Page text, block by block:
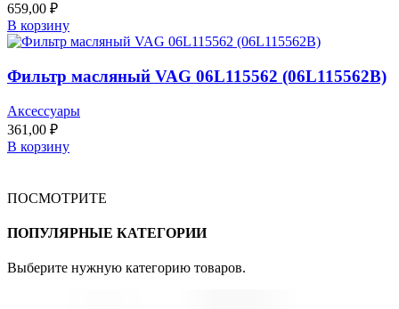
659,00 ₽
В корзину
Фильтр масляный VAG 06L115562 (06L115562B)
Аксессуары
361,00 ₽
В корзину
ПОСМОТРИТЕ
ПОПУЛЯРНЫЕ КАТЕГОРИИ
Выберите нужную категорию товаров.